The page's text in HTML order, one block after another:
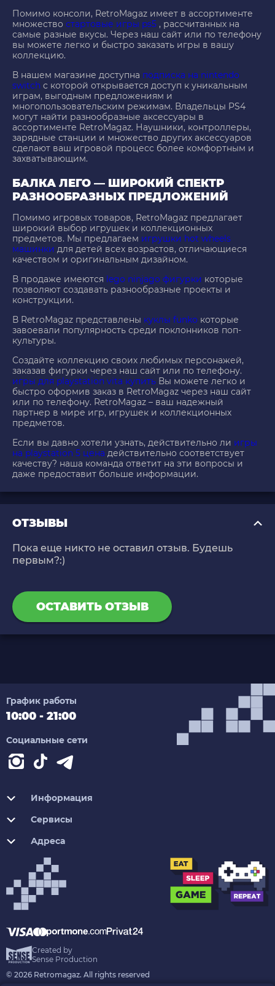
Помимо консоли, RetroMagaz имеет в ассортименте
множество стартовые игры ps5 , рассчитанных на
самые разные вкусы. Через наш сайт или по телефону
вы можете легко и быстро заказать игры в вашу
коллекцию.
В нашем магазине доступна подписка на nintendo
switch с которой открывается доступ к уникальным
играм, выгодным предложениям и
многопользовательским режимам. Владельцы PS4
могут найти разнообразные аксессуары в
ассортименте RetroMagaz. Наушники, контроллеры,
зарядные станции и множество других аксессуаров
сделают ваш игровой процесс более комфортным и
захватывающим.
БАЛКА ЛЕГО — ШИРОКИЙ СПЕКТР
РАЗНООБРАЗНЫХ ПРЕДЛОЖЕНИЙ
Помимо игровых товаров, RetroMagaz предлагает
широкий выбор игрушек и коллекционных
предметов. Мы предлагаем игрушки hot wheels
машинки для детей всех возрастов, отличающиеся
качеством и оригинальным дизайном.
В продаже имеются lego ninjago фигурки которые
позволяют создавать разнообразные проекты и
конструкции.
В RetroMagaz представлены куклы funko которые
завоевали популярность среди поклонников поп-
культуры.
Создайте коллекцию своих любимых персонажей,
заказав фигурки через наш сайт или по телефону.
игры для playstation vita купить Вы можете легко и
быстро оформив заказ в RetroMagaz через наш сайт
или по телефону. RetroMagaz – ваш надежный
партнер в мире игр, игрушек и коллекционных
предметов.
Если вы давно хотели узнать, действительно ли игры
на playstation 5 цена действительно соответствует
качеству? наша команда ответит на эти вопросы и
даже предоставит больше информации.
ОТЗЫВЫ
Пока еще никто не оставил отзыв. Будешь
первым?:)
ОСТАВИТЬ ОТЗЫВ
График работы
10:00 - 21:00
Социальные сети
Информация
Сервисы
Адреса
Created by
Sense Production
© 2026 Retromagaz. All rights reserved